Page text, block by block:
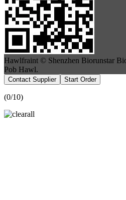
Hawlfraint © Shenzhen Biorunstar
Pob Hawl.
Contact Supplier Start Order
(0/10)